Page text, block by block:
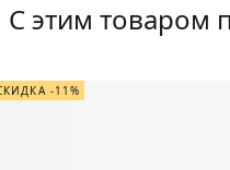
С этим товаром
-11%